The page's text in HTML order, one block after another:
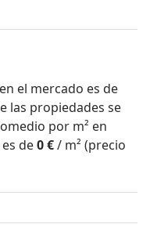
el mercado es de
las propiedades se
por m² en
de0 €/ m² (precio